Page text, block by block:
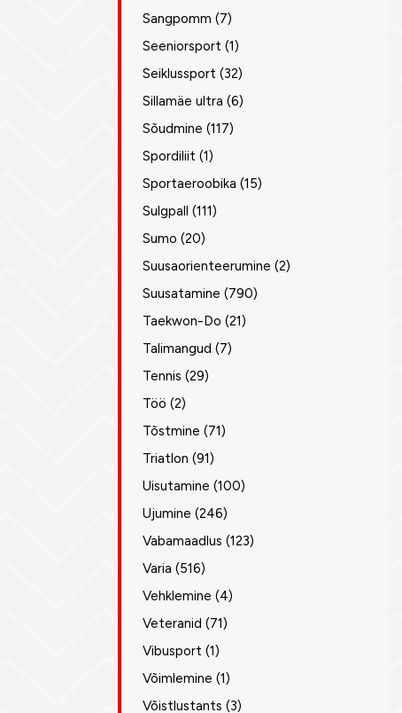
Sangpomm (7)
Seeniorsport (1)
Seiklussport (32)
Sillamäe ultra (6)
Sõudmine (117)
Spordiliit (1)
Sportaeroobika (15)
Sulgpall (111)
Sumo (20)
Suusaorienteerumine (2)
Suusatamine (790)
Taekwon-Do (21)
Talimangud (7)
Tennis (29)
Töö (2)
Tõstmine (71)
Triatlon (91)
Uisutamine (100)
Ujumine (246)
Vabamaadlus (123)
Varia (516)
Vehklemine (4)
Veteranid (71)
Vibusport (1)
Võimlemine (1)
Võistlustants (3)